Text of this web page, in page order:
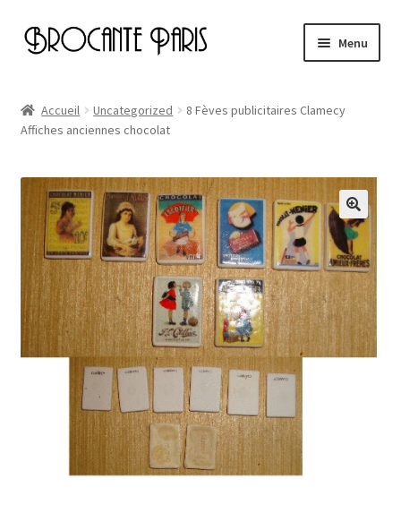
Aller
navigation
Aller
au
Menu
Cart
Checkout
My account
Page d’exemple
Accueil Uncategorized
8 Fèves publicitaires Clamecy
Affiches anciennes chocolat